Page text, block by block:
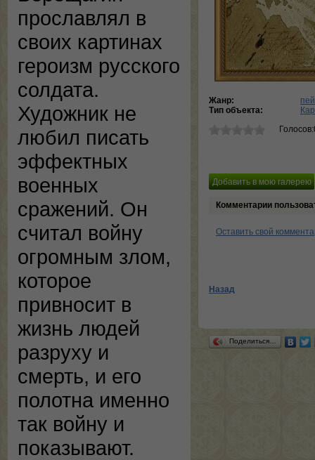
прославлял в
своих картинах
героизм русского
солдата.
Художник не
любил писать
эффектных
военных
сражений. Он
считал войну
огромным злом,
которое
привносит в
жизнь людей
разруху и
смерть, и его
полотна именно
так войну и
показывают.
Жанр:
Тип объекта:
Комментарии
Оставить свой
Назад
Поделиться…